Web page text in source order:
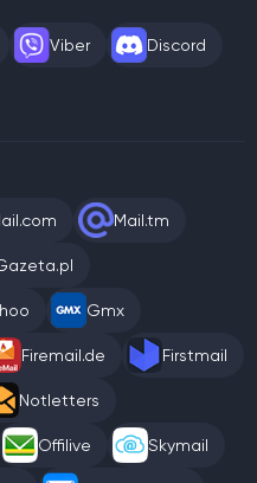
Viber Discord
Mail.tm
Gmx
Firemail.de Firstmail
Notletters
Offilive Skymail